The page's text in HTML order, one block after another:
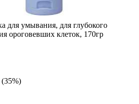
умывания, для глубокого
ороговевших клеток, 170гр
(35%)